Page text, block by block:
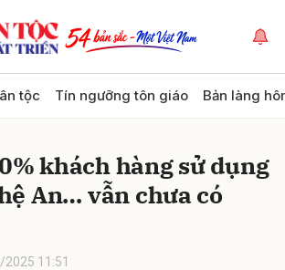
tộc Tín ngưỡng tôn giáo Bản làng
khách hàng sử dụng
An… vẫn chưa có
11:51